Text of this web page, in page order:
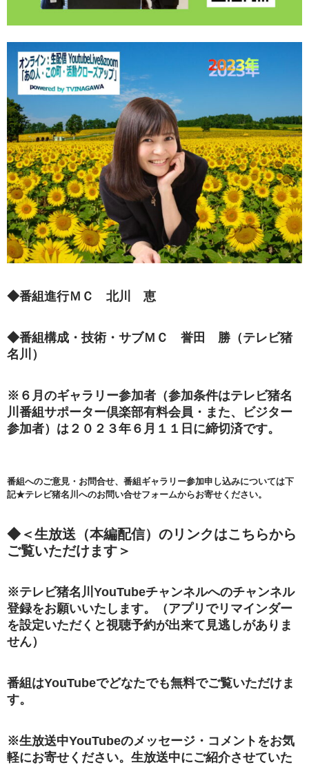
◆番組進行ＭＣ 北川 恵
◆番組構成・技術・サブＭＣ 誉田 勝（テレビ猪
名川）
※６月のギャラリー参加者（参加条件はテレビ猪名
川番組サポーター倶楽部有料会員・また、ビジター
参加者）は２０２３年６月１１日に締切済です。
番組へのご意見・お問合せ、番組ギャラリー参加申し込みについては下
記★テレビ猪名川へのお問い合せフォームからお寄せください。
◆＜生放送（本編配信）のリンクはこちらから
ご覧いただけます＞
※テレビ猪名川YouTubeチャンネルへのチャンネル
登録をお願いいたします。（アプリでリマインダー
を設定いただくと視聴予約が出来て見逃しがありま
せん）
番組はYouTubeでどなたでも無料でご覧いただけま
す。
※生放送中YouTubeのメッセージ・コメントをお気
軽にお寄せください。生放送中にご紹介させていた